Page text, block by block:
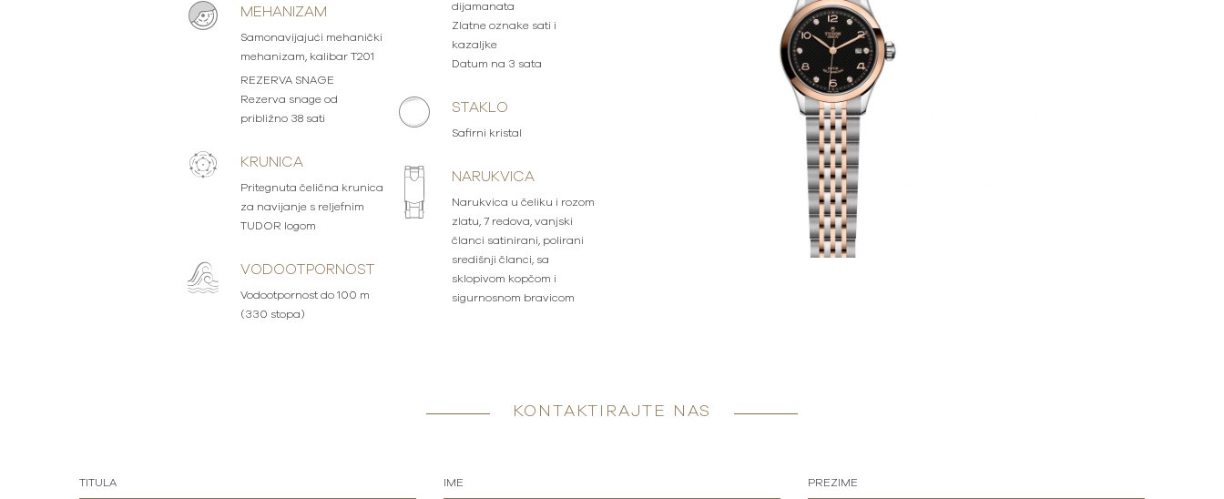
MEHANIZAM
Samonavijajući mehanički
mehanizam, kalibar T201
REZERVA SNAGE
Rezerva snage od
približno 38 sati
KRUNICA
Pritegnuta čelična krunica
za navijanje s reljefnim
TUDOR logom
VODOOTPORNOST
Vodootpornost do 100 m
(330 stopa)
dijamanata
Zlatne oznake sati i
kazaljke
Datum na 3 sata
STAKLO
Safirni kristal
NARUKVICA
Narukvica u čeliku i rozom
zlatu, 7 redova, vanjski
članci satinirani, polirani
središnji članci, sa
sklopivom kopčom i
sigurnosnom bravicom
KONTAKTIRAJTE NAS
TITULA IME PREZIME